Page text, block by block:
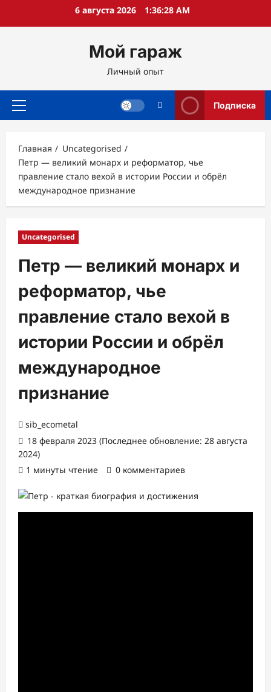
6 августа 2026 1:36:29 AM
Мой гараж
Личный опыт
Основное
Подписка
Главная
Uncategorised
Петр — великий монарх и реформатор, чье
правление стало вехой в истории России и обрёл
международное признание
Uncategorised
Петр — великий монарх и
реформатор, чье
правление стало вехой в
истории России и обрёл
международное
признание
sib_ecometal
18 февраля 2023 (Последнее обновление: 28 августа
2024)
1 минуты чтение
0 комментариев